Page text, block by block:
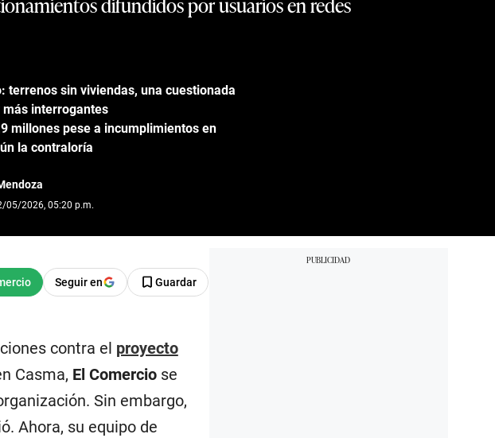
terrenos sin viviendas, una cuestionada
interrogantes
millones pese a incumplimientos en
la contraloría
05/2026, 05:20 p.m.
Seguir en Guardar
contra el proyecto
Casma, El Comerciose
Sin embargo,
Ahora, su equipo de